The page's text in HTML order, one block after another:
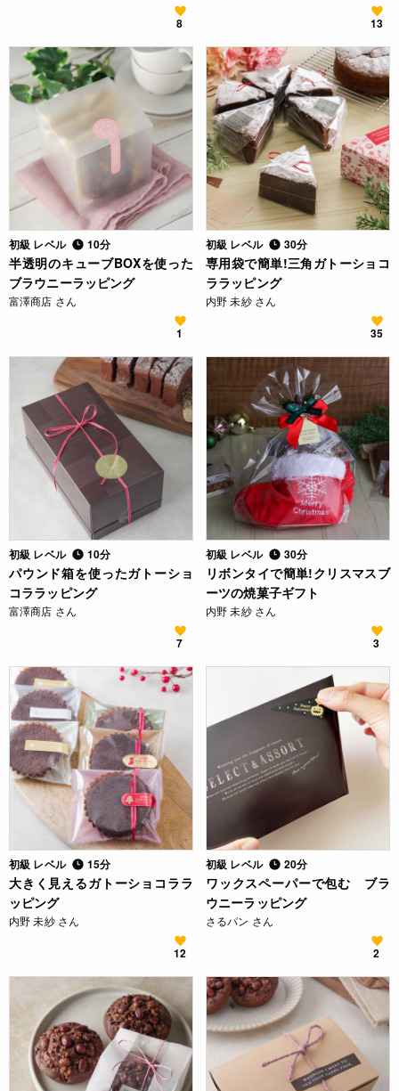
8 13
初級 レベル 10分
半透明のキューブBOXを使った
ブラウニーラッピング
富澤商店 さん
1
初級 レベル 30分
専用袋で簡単!三角ガトーショコ
ララッピング
内野 未紗 さん
35
初級 レベル 10分
パウンド箱を使ったガトーショ
コララッピング
富澤商店 さん
7
初級 レベル 30分
リボンタイで簡単!クリスマスブ
ーツの焼菓子ギフト
内野 未紗 さん
3
初級 レベル 15分
大きく見えるガトーショコララ
ッピング
内野 未紗 さん
12
初級 レベル 20分
ワックスペーパーで包む ブラ
ウニーラッピング
さるパン さん
2